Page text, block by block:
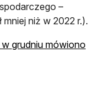
–
mniej niż w 2022 r.).
grudniu mówiono